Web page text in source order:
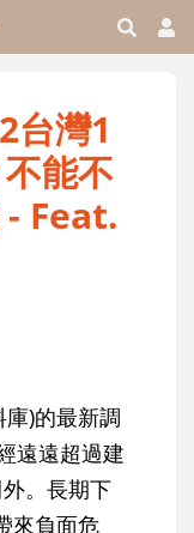
台灣1
能不
- Feat.
)的最新調
遠遠超過建
。長期下
來負面危